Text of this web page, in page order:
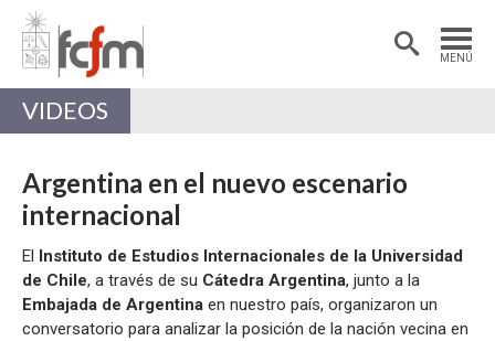
MENÚ
Estudiantes
Académicas/os
VIDEOS
Argentina en el nuevo escenario
internacional
El Instituto de Estudios Internacionales de la Universidad
de Chile, a través de su Cátedra Argentina, junto a la
Embajada de Argentina en nuestro país, organizaron un
conversatorio para analizar la posición de la nación vecina en